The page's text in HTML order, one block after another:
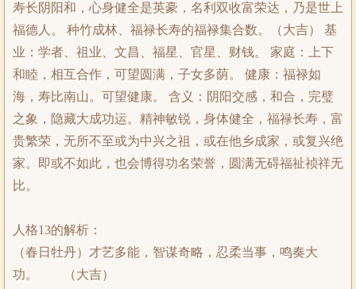
寿长阴阳和，心身健全是英豪，名利双收富荣达，乃是世上
福德人。 种竹成林、福禄长寿的福禄集合数。（大吉） 基
业：学者、祖业、文昌、福星、官星、财钱。 家庭：上下
和睦，相互合作，可望圆满，子女多荫。 健康：福禄如
海，寿比南山。可望健康。 含义：阴阳交感，和合，完璧
之象，隐藏大成功运。精神敏锐，身体健全，福禄长寿，富
贵繁荣，无所不至或为中兴之祖，或在他乡成家，或复兴绝
家。即或不如此，也会博得功名荣誉，圆满无碍福祉祯祥无
比。
人格13的解析：
（春日牡丹）才艺多能，智谋奇略，忍柔当事，鸣奏大
功。 （大吉）